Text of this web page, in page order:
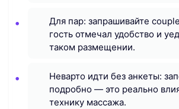
Для пар: запрашивайте
гость отмечал удобство и
таком размещении.
Неварто идти без анкеты:
подробно — это реально
технику массажа.